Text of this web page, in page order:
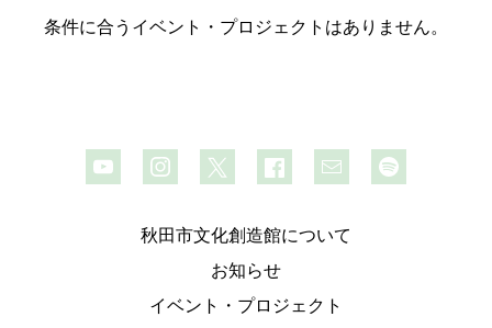
条件に合うイベント・プロジェクトはありません。
秋田市文化創造館について
お知らせ
イベント・プロジェクト